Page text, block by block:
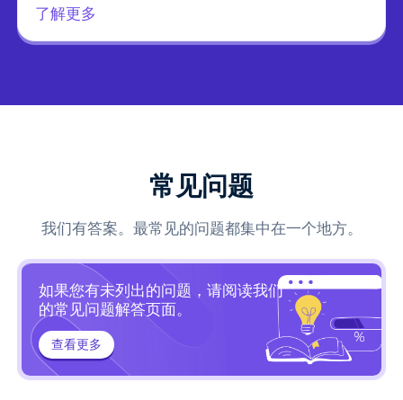
了解更多
常见问题
我们有答案。最常见的问题都集中在一个地方。
如果您有未列出的问题，请阅读我们
的常见问题解答页面。
查看更多